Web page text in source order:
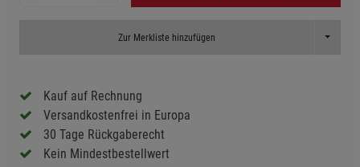
Zur Merkliste hinzufügen Toggle
Kauf auf Rechnung
Versandkostenfrei in Europa
30 Tage Rückgaberecht
Kein Mindestbestellwert